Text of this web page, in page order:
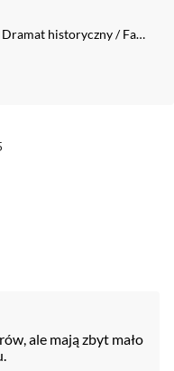
Dramat historyczny/Fabularyzowany dok.
ale mają zbyt mało